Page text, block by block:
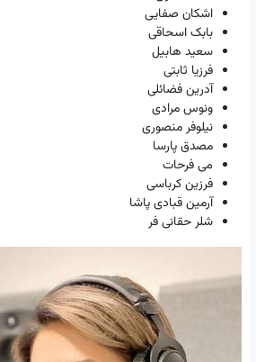
اشکان صفایی
بابک اسحاقی
سعید هابیل
فرزیا ثابتی
آدرین فضائلی
ونوس مرادی
نیلوفر منصوری
مصدق پارسا
می فرحات
فرزین کرباسی
آرمین قبادی پاشا
شلر حقانی فر